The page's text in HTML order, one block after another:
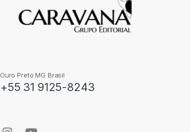
Ouro Preto MG Brasil
+55 31 9125-8243